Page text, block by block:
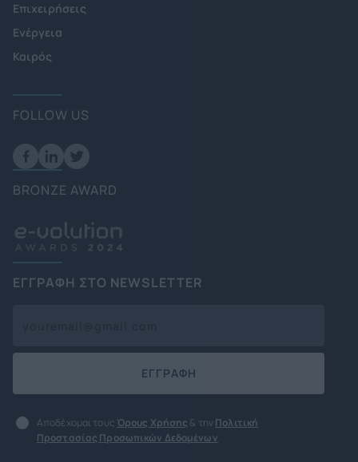
Επιχειρήσεις
Ενέργεια
Καιρός
FOLLOW US
BRONZE AWARD
ΕΓΓΡΑΦΗ ΣΤΟ NEWSLETTER
ΕΓΓΡΑΦΗ
Αποδέχομαι τους Όρους Χρήσης & την Πολιτική
Προστασίας Προσωπικών Δεδομένων